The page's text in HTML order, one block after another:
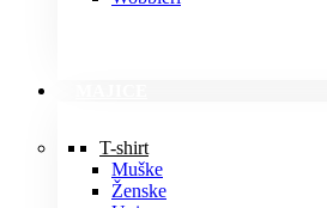
T-shirt
Muške
Ženske